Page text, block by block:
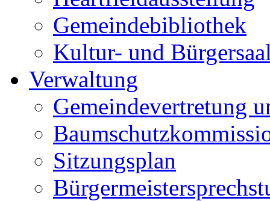
Gemeindebibliothek
Kultur- und
Verwaltung
Gemeindevertretung
Sitzungsplan